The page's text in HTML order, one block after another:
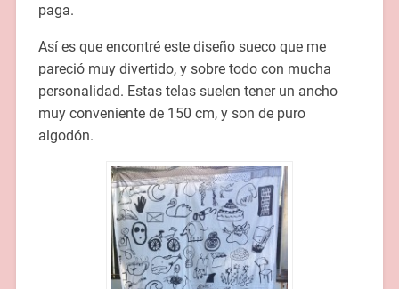
paga.
Así es que encontré este diseño sueco que me
pareció muy divertido, y sobre todo con mucha
personalidad. Estas telas suelen tener un ancho
muy conveniente de 150 cm, y son de puro
algodón.